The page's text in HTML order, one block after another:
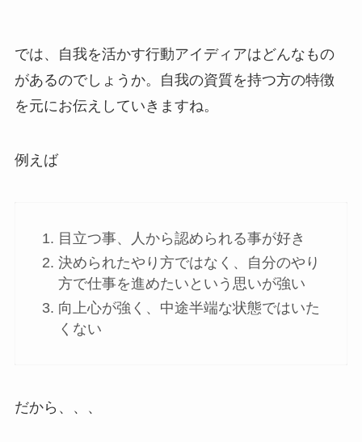
では、自我を活かす行動アイディアはどんなもの
があるのでしょうか。自我の資質を持つ方の特徴
を元にお伝えしていきますね。
例えば
目立つ事、人から認められる事が好き
決められたやり方ではなく、自分のやり
方で仕事を進めたいという思いが強い
向上心が強く、中途半端な状態ではいた
くない
だから、、、